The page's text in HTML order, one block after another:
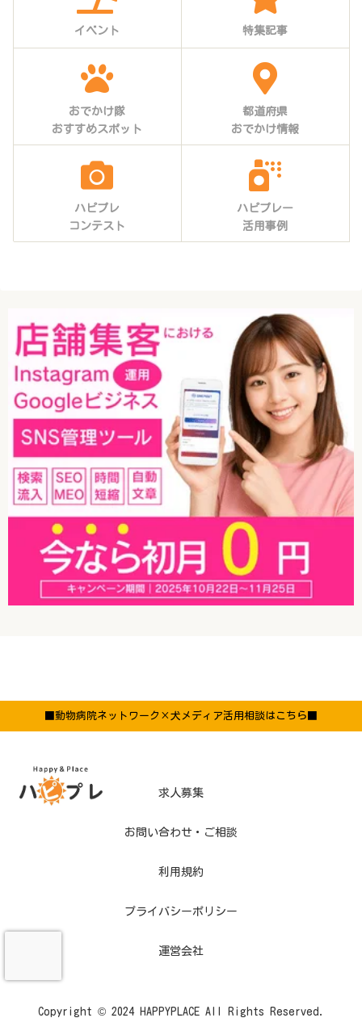
イベント 特集記事
おでかけ隊
おすすめスポット
都道府県
おでかけ情報
ハピプレ
コンテスト
ハピプレー
活用事例
■動物病院ネットワーク×犬メディア活用相談はこちら■
求人募集
お問い合わせ・ご相談
利用規約
プライバシーポリシー
運営会社
Copyright © 2024 HAPPYPLACE All Rights Reserved.